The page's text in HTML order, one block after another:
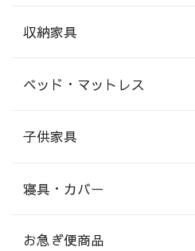
収納家具
ベッド・マットレス
子供家具
寝具・カバー
お急ぎ便商品